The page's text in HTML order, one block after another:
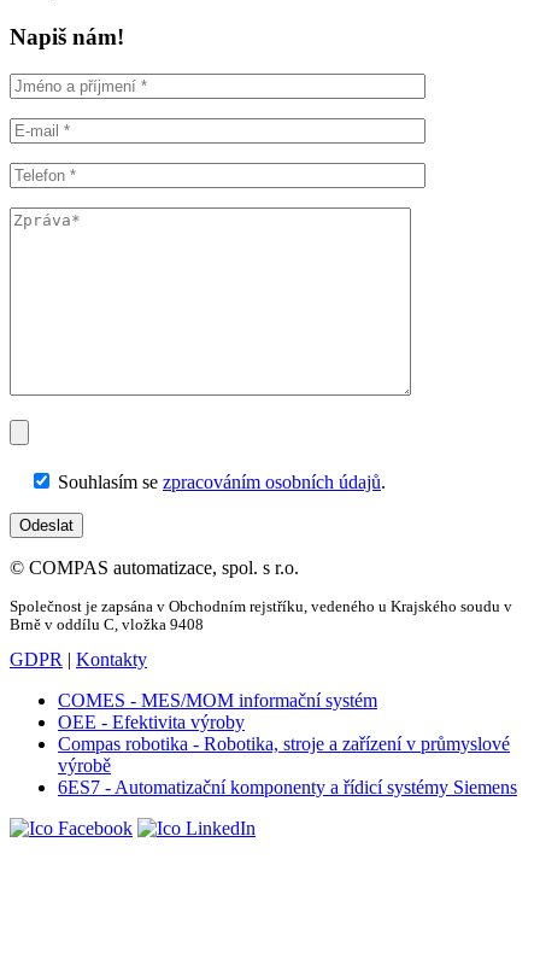
Napiš nám!
Souhlasím se zpracováním osobních údajů.
© COMPAS automatizace, spol. s r.o.
Společnost je zapsána v Obchodním rejstříku, vedeného u Krajského soudu v
Brně v oddílu C, vložka 9408
GDPR | Kontakty
COMES - MES/MOM informační systém
OEE - Efektivita výroby
Compas robotika - Robotika, stroje a zařízení v průmyslové
výrobě
6ES7 - Automatizační komponenty a řídicí systémy Siemens